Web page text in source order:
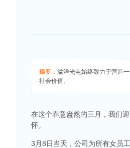
摘要： 溢洋光电始终致力于营造
社会价值。
在这个春意盎然的三月，我们
怀。
3月8日当天，公司为所有女员